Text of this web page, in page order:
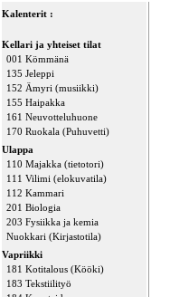
Kalenterit :
Kellari ja yhteiset tilat
001 Kömmänä
135 Jeleppi
152 Ämyri (musiikki)
155 Haipakka
161 Neuvotteluhuone
170 Ruokala (Puhuvetti)
Ulappa
110 Majakka (tietotori)
111 Vilimi (elokuvatila)
112 Kammari
201 Biologia
203 Fysiikka ja kemia
Nuokkari (Kirjastotila)
Vapriikki
181 Kotitalous (Kööki)
183 Tekstiilityö